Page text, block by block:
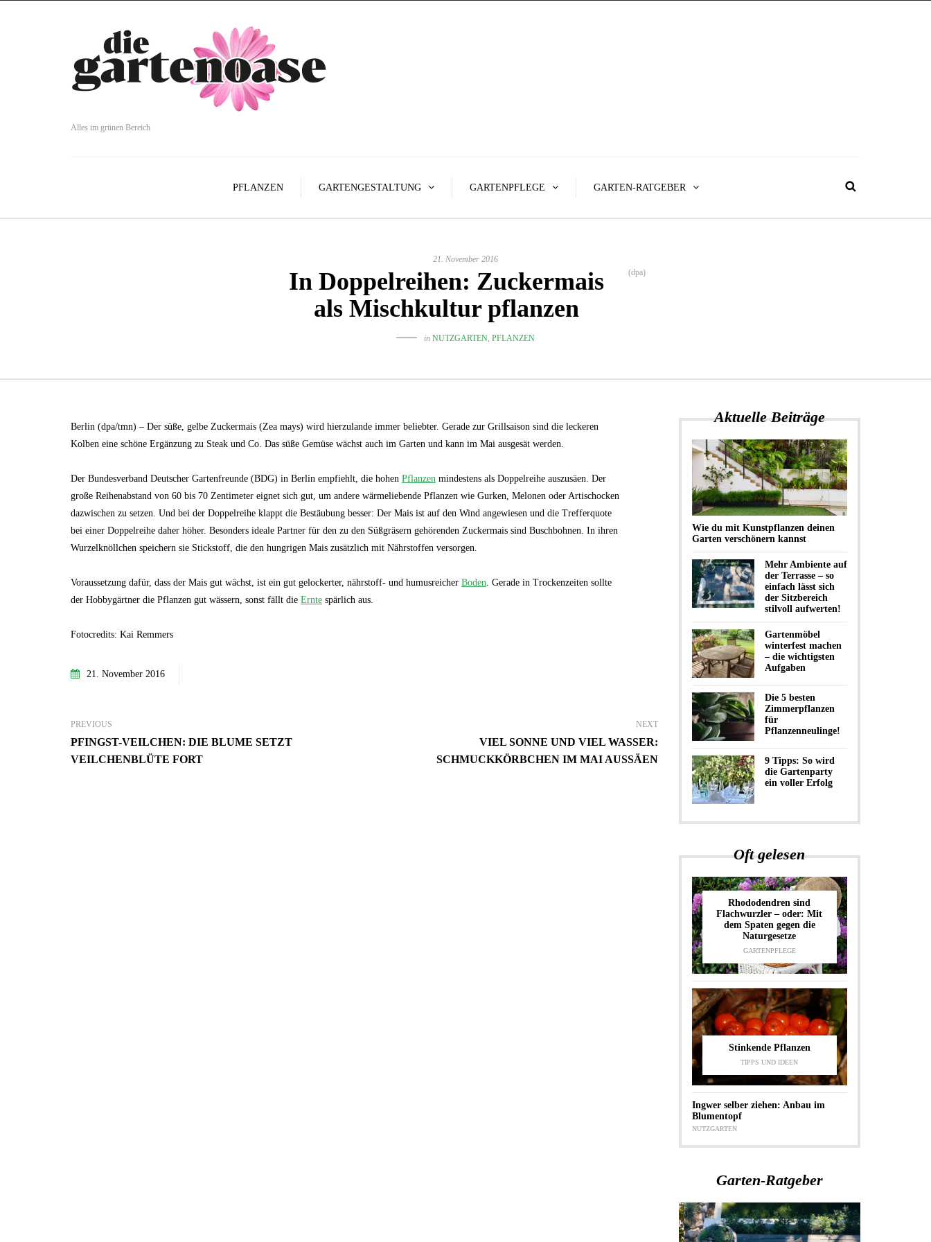
Alles im grünen Bereich
PFLANZEN GARTENGESTALTUNG GARTENPFLEGE GARTEN-RATGEBER
21. November 2016
In Doppelreihen: Zuckermais
als Mischkultur pflanzen
(dpa)
in NUTZGARTEN, PFLANZEN
Berlin (dpa/tmn) – Der süße, gelbe Zuckermais (Zea mays) wird hierzulande immer beliebter. Gerade zur Grillsaison sind die leckeren
Kolben eine schöne Ergänzung zu Steak und Co. Das süße Gemüse wächst auch im Garten und kann im Mai ausgesät werden.
Der Bundesverband Deutscher Gartenfreunde (BDG) in Berlin empfiehlt, die hohen Pflanzen mindestens als Doppelreihe auszusäen. Der
große Reihenabstand von 60 bis 70 Zentimeter eignet sich gut, um andere wärmeliebende Pflanzen wie Gurken, Melonen oder Artischocken
dazwischen zu setzen. Und bei der Doppelreihe klappt die Bestäubung besser: Der Mais ist auf den Wind angewiesen und die Trefferquote
bei einer Doppelreihe daher höher. Besonders ideale Partner für den zu den Süßgräsern gehörenden Zuckermais sind Buschbohnen. In ihren
Wurzelknöllchen speichern sie Stickstoff, die den hungrigen Mais zusätzlich mit Nährstoffen versorgen.
Voraussetzung dafür, dass der Mais gut wächst, ist ein gut gelockerter, nährstoff- und humusreicher Boden. Gerade in Trockenzeiten sollte
der Hobbygärtner die Pflanzen gut wässern, sonst fällt die Ernte spärlich aus.
Fotocredits: Kai Remmers
21. November 2016
PREVIOUS
PFINGST-VEILCHEN: DIE BLUME SETZT
VEILCHENBLÜTE FORT
NEXT
VIEL SONNE UND VIEL WASSER:
SCHMUCKKÖRBCHEN IM MAI AUSSÄEN
Aktuelle Beiträge
Wie du mit Kunstpflanzen deinen
Garten verschönern kannst
Mehr Ambiente auf
der Terrasse – so
einfach lässt sich
der Sitzbereich
stilvoll aufwerten!
Gartenmöbel
winterfest machen
– die wichtigsten
Aufgaben
Die 5 besten
Zimmerpflanzen
für
Pflanzenneulinge!
9 Tipps: So wird
die Gartenparty
ein voller Erfolg
Oft gelesen
Rhododendren sind
Flachwurzler – oder: Mit
dem Spaten gegen die
Naturgesetze
GARTENPFLEGE
Stinkende Pflanzen
TIPPS UND IDEEN
Ingwer selber ziehen: Anbau im
Blumentopf
NUTZGARTEN
Garten-Ratgeber